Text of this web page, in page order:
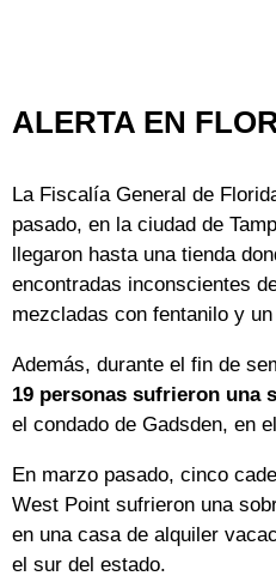
ALERTA EN
La Fiscalía General de
pasado, en la ciudad de
llegaron hasta una tienda
encontradas inconscientes
mezcladas con fentanilo y
Además, durante el fin de
19 personas sufrieron una
el condado de Gadsden, en
En marzo pasado, cinco
West Point sufrieron una
en una casa de alquiler
el sur del estado.